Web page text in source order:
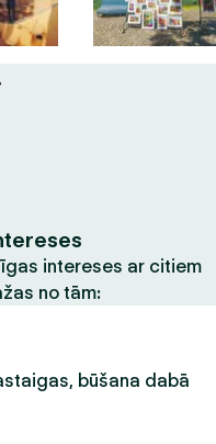
intereses ar citiem
no tām:
būšana dabā